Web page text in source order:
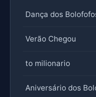
Dança dos
Verão Chegou
to milionario
Aniversário dos